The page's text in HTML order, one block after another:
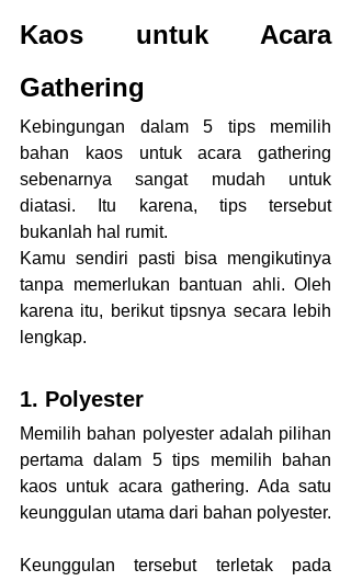
Kaos untuk Acara
Gathering
Kebingungan dalam 5 tips memilih
bahan kaos untuk acara gathering
sebenarnya sangat mudah untuk
diatasi. Itu karena, tips tersebut
bukanlah hal rumit.
Kamu sendiri pasti bisa mengikutinya
tanpa memerlukan bantuan ahli. Oleh
karena itu, berikut tipsnya secara lebih
lengkap.
1. Polyester
Memilih bahan polyester adalah pilihan
pertama dalam 5 tips memilih bahan
kaos untuk acara gathering. Ada satu
keunggulan utama dari bahan polyester.
Keunggulan tersebut terletak pada